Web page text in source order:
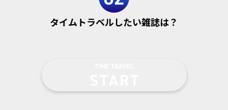
タイムトラベルしたい雑誌は？